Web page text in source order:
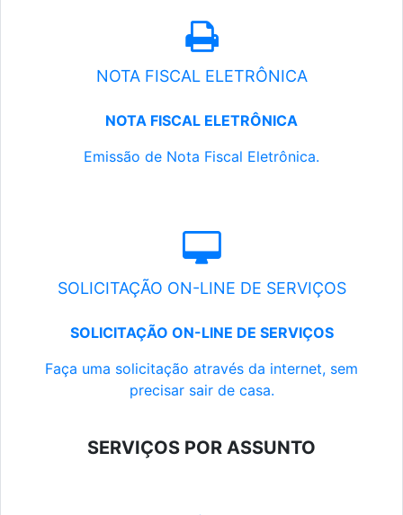
NOTA FISCAL ELETRÔNICA
NOTA FISCAL ELETRÔNICA
Emissão de Nota Fiscal Eletrônica.
SOLICITAÇÃO ON-LINE DE SERVIÇOS
SOLICITAÇÃO ON-LINE DE SERVIÇOS
Faça uma solicitação através da internet, sem
precisar sair de casa.
SERVIÇOS POR ASSUNTO